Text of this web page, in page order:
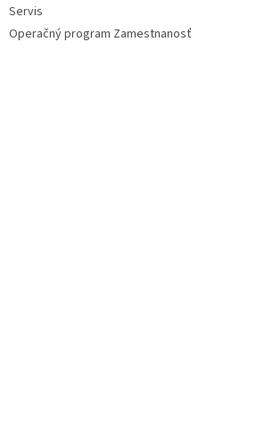
Servis
Operačný program Zamestnanosť